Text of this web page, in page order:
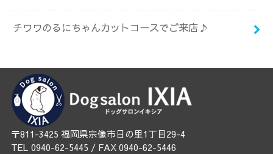
チワワのるにちゃんカットコースでご来店♪
〒811-3425 福岡県宗像市日の里1丁目29-4
TEL 0940-62-5445 / FAX 0940-62-5446